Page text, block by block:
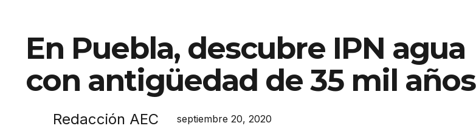
En Puebla, descubre IPN agua
con antigüedad de 35 mil años
Redacción AEC septiembre 20, 2020